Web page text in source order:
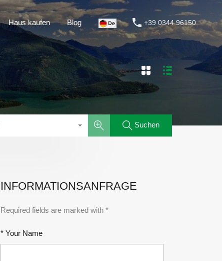
Haus kaufen Blog +39 0344 96150
Suchen
INFORMATIONSANFRAGE
Required fields are marked with *
* Your Name